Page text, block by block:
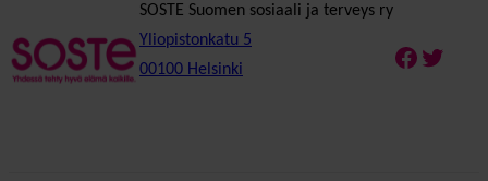
SOSTE Suomen sosiaali ja terveys ry
Yliopistonkatu 5
00100 Helsinki